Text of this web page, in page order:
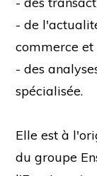
- de
commerce
- des
spécialisée.
Elle est à
du groupe